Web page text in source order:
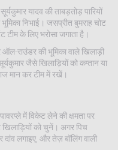
यादव की ताबड़तोड़ पारियों
निभाई। जसप्रीत बुमराह चोट
के लिए भरोसा जगाता है।
राउंडर की भूमिका वाले खिलाड़ी
जैसे खिलाड़ियों को कप्तान या
मान कर टीम में रखें।
में विकेट लेने की क्षमता पर
खिलाड़ियों को चुनें। अगर पिच
लगाइए, और तेज़ बॉलिंग वाली